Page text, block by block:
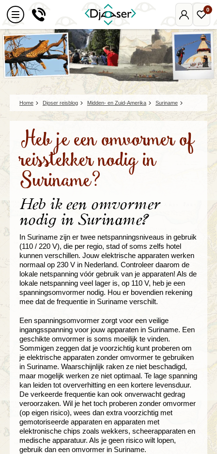
Mijn
Djoser
0
Home Djoser reisblog Midden- en Zuid-Amerika Suriname
Heb je een omvormer of
reisstekker nodig in
Suriname?
Heb ik een omvormer
nodig in Suriname?
In Suriname zijn er twee netspanningsniveaus in gebruik
(110 / 220 V), die per regio, stad of soms zelfs hotel
kunnen verschillen. Jouw elektrische apparaten werken
normaal op 230 V in Nederland. Controleer daarom de
lokale netspanning vóór gebruik van je apparaten! Als de
lokale netspanning veel lager is, op 110 V, heb je een
spanningsomvormer nodig. Hou er bovendien rekening
mee dat de frequentie in Suriname verschilt.
Een spanningsomvormer zorgt voor een veilige
ingangsspanning voor jouw apparaten in Suriname. Een
geschikte omvormer is soms moeilijk te vinden.
Sommigen zeggen dat je voorzichtig kunt proberen om
je elektrische apparaten zonder omvormer te gebruiken
in Suriname. Waarschijnlijk raken ze niet beschadigd,
maar mogelijk werken ze niet optimaal. Te lage spanning
kan leiden tot oververhitting en een kortere levensduur.
De verkeerde frequentie kan ook onverwacht gedrag
veroorzaken. Wil je het toch proberen zonder omvormer
(op eigen risico), wees dan extra voorzichtig met
gemotoriseerde apparaten en apparaten met
elektronische chips zoals wekkers, scheerapparaten en
medische apparatuur. Als je geen risico wilt lopen,
gebruik dan een omvormer in Suriname.